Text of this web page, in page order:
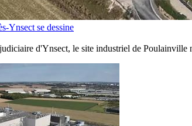
Ynsect se dessine
d'Ynsect, le site industriel de